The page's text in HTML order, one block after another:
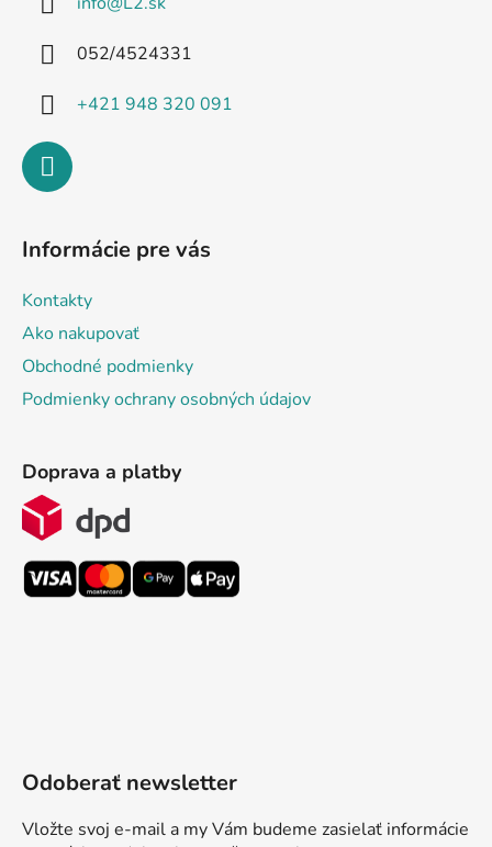
052/4524331
+421 948 320 091
Informácie pre vás
Kontakty
Ako nakupovať
Obchodné podmienky
Podmienky ochrany osobných údajov
Doprava a platby
Odoberať newsletter
Vložte svoj e-mail a my Vám budeme zasielať informácie